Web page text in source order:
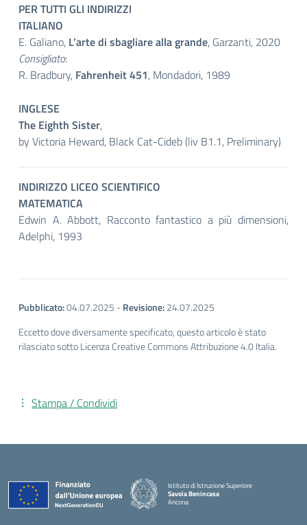
PER TUTTI GLI INDIRIZZI
ITALIANO
E. Galiano, L’arte di sbagliare alla grande, Garzanti, 2020
Consigliato:
R. Bradbury, Fahrenheit 451, Mondadori, 1989
INGLESE
The Eighth Sister,
by Victoria Heward, Black Cat-Cideb (liv B1.1, Preliminary)
INDIRIZZO LICEO SCIENTIFICO
MATEMATICA
Edwin A. Abbott, Racconto fantastico a più dimensioni,
Adelphi, 1993
Pubblicato:04.07.2025 -Revisione:24.07.2025
Eccetto dove diversamente specificato, questo articolo è stato
rilasciato sotto Licenza Creative Commons Attribuzione 4.0 Italia.
Stampa / Condividi
Istituto di Istruzione Superiore
Savoia Benincasa
Ancona